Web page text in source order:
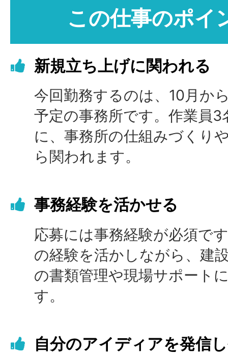
この仕事のポイ
新規立ち上げに関われる
今回勤務するのは、10月か
予定の事務所です。作業員3
に、事務所の仕組みづくり
ら関われます。
事務経験を活かせる
応募には事務経験が必須で
の経験を活かしながら、建
の書類管理や現場サポート
す。
自分のアイディアを発信